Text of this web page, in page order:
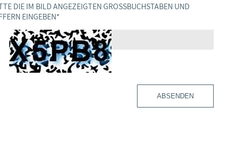
DIE IM BILD ANGEZEIGTEN GROSSBUCHSTABEN UND Z
EINGEBEN *
ABSENDEN